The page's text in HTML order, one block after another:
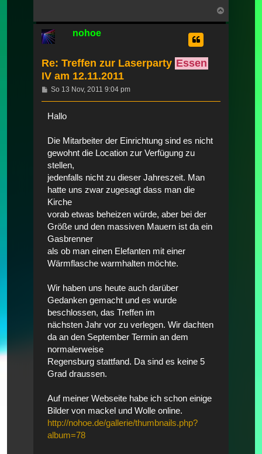
oben
nohoe
Re: Treffen zur Laserparty Essen
IV am 12.11.2011
Beitrag
So 13 Nov, 2011 9:04 pm
Hallo
Die Mitarbeiter der Einrichtung sind es nicht
gewohnt die Location zur Verfügung zu
stellen,
jedenfalls nicht zu dieser Jahreszeit. Man
hatte uns zwar zugesagt dass man die
Kirche
vorab etwas beheizen würde, aber bei der
Größe und den massiven Mauern ist da ein
Gasbrenner
als ob man einen Elefanten mit einer
Wärmflasche warmhalten möchte.
Wir haben uns heute auch darüber
Gedanken gemacht und es wurde
beschlossen, das Treffen im
nächsten Jahr vor zu verlegen. Wir dachten
da an den September Termin an dem
normalerweise
Regensburg stattfand. Da sind es keine 5
Grad draussen.
Auf meiner Webseite habe ich schon einige
Bilder von mackel und Wolle online.
http://nohoe.de/gallerie/thumbnails.php?
album=78